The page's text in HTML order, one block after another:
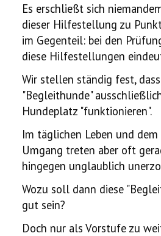
Es erschließt sich
dieser Hilfestellung zu
im Gegenteil: bei den
diese Hilfestellungen
Wir stellen ständig fest,
"Begleithunde"
Hundeplatz "funktionieren".
Im täglichen Leben und
Umgang treten aber oft
hingegen unglaublich
Wozu soll dann diese
gut sein?
Doch nur als Vorstufe zu